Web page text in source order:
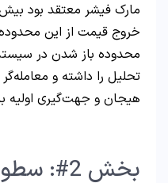
خروج قیمت از این
تحلیل را داشته و
هیجان و جهت‌گیری اولیه
بخش 2#: سطوح A و C